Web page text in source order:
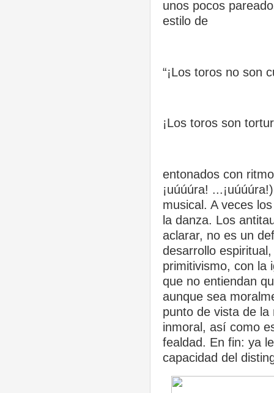
unos pocos
estilo de
“¡Los toros no son
¡Los toros son
entonados con
¡uúúúra!
musical. A veces
la danza. Los
aclarar, no es un
desarrollo
primitivismo, con la
que no entiendan
aunque sea
punto de vista de
inmoral, así como
fealdad. En fin: ya
capacidad del